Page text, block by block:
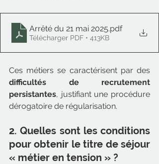
Arrêté du 21 mai 2025.pdf
Télécharger PDF • 413KB
difficultés de recrutement
persistantes, justifiant une procédure
dérogatoire de régularisation.
2. Quelles sont les conditions
pour obtenir le titre de séjour
« métier en tension » ?